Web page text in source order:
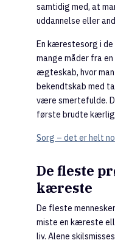
samtidig med, at
uddannelse eller
En kærestesorg i
mange måder fra
ægteskab, hvor
bekendtskab med
være smertefulde.
første brudte
Sorg – det er helt
De fleste
kæreste
De fleste
miste en kæreste
liv. Alene